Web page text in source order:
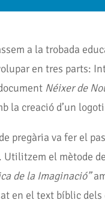
a la trobada
en tres parts:
Néixer de
la creació d’un
pregària va fer el
Utilitzem el mètode
de la Imaginació”
en el text bíblic dels